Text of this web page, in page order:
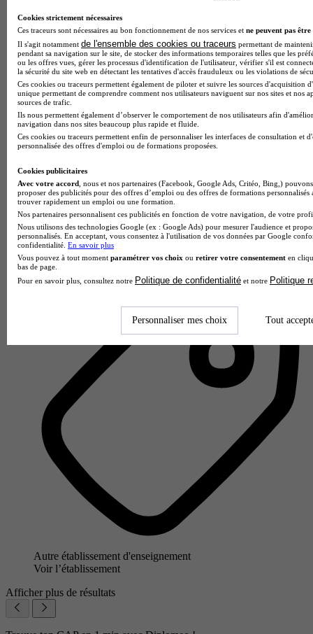
AFTRAL - Rungis
4.6
11 avis
Rungis
Autre établissement d'enseignement
Voir l’établissement
Afficher plus de résultats
Cookies strictement nécessaires
Ces traceurs sont nécessaires au bon fonctionnement de nos services et ne peuvent pas être
Il s'agit notamment de l'ensemble des cookies ou traceurs permettant de
pendant sa navigation sur le site, de stocker des informations temporaires telles que les
ou les offres vues, gérer les processus d'identification de l'utilisateur, vérifier s'il est
la sécurité du site web en détectant les tentatives d'accès frauduleux ou les violations de
Ces cookies ou traceurs permettent également de piloter et suivre les sources d'acquisition
unique permettant de comprendre comment nos utilisateurs naviguent sur nos sites et nos
sources de trafic.
Ils nous permettent également d’observer le comportement de nos utilisateurs afin
navigation dans nos sites beaucoup plus rapide et fluide.
Ces cookies ou traceurs permettent enfin de personnaliser les interfaces de consultation et
personnalisée des offres d'emploi ou de formations proposées.
Cookies publicitaires
Avec votre accord , nous et nos partenaires (Facebook, Google Ads, Critéo, Bing,)
proposer des publicités pour des offres d’emploi ou des offres de formations
trouver rapidement un emploi ou une formation.
Nos partenaires personnalisent ces publicités en fonction de votre navigation, de votre
Nous utilisons des technologies Google (ex : Google Ads) pour mesurer l'audience et
personnalisés. En acceptant, vous consentez à l'utilisation de vos données par Google
confidentialité. En savoir plus
Vous pouvez à tout moment paramétrer vos choix ou retirer votre consentement en
bas de page.
Pour en savoir plus, consultez notre Politique de confidentialité et notre Politique
Personnaliser mes choix Tout